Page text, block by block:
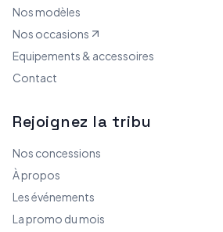
Nos modèles
Nos occasions
Equipements & accessoires
Contact
Rejoignez la tribu
Nos concessions
À propos
Les événements
La promo du mois